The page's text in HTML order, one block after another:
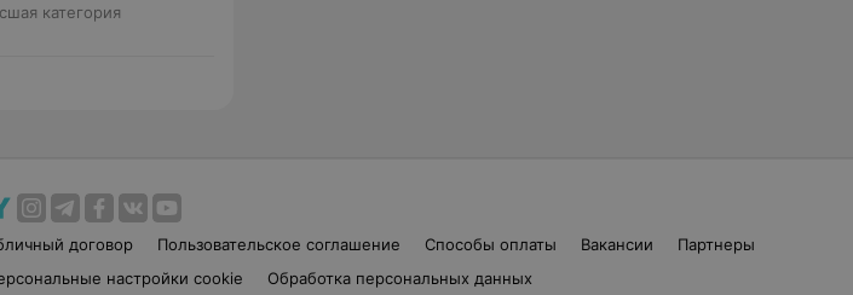
категория
договор Пользовательское соглашение Способы оплаты Вакансии
Партнеры
настройки cookie Обработка персональных данных